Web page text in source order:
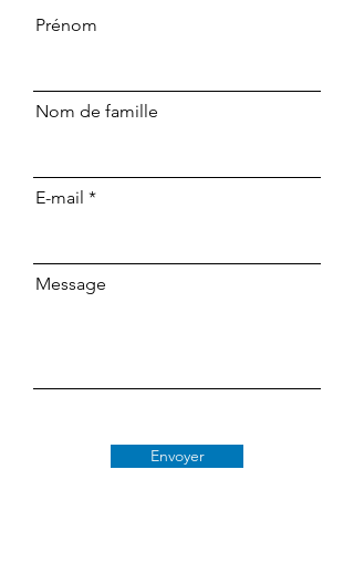
Prénom
Nom de famille
E-mail
Message
Envoyer